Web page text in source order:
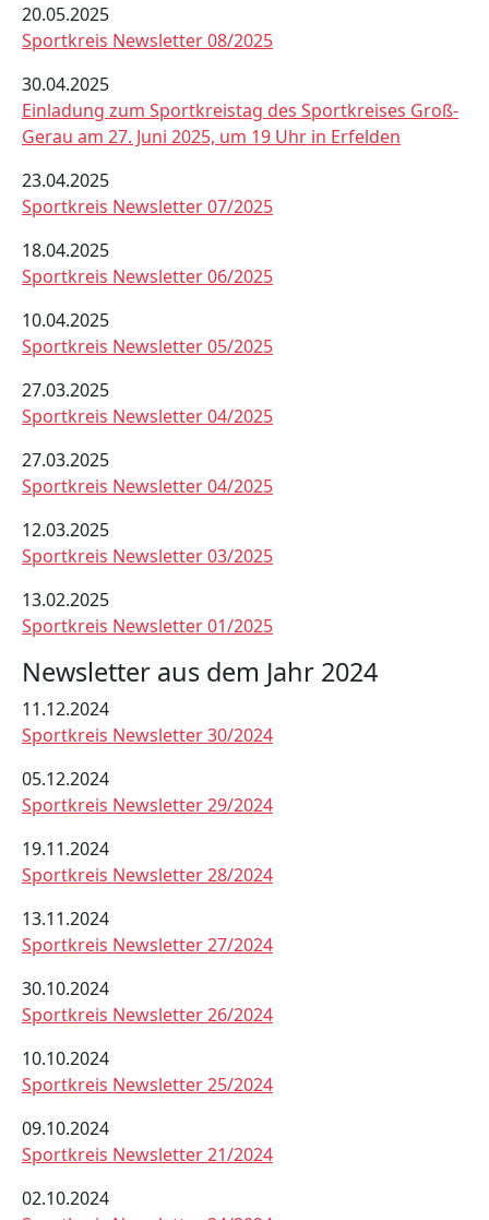
20.05.2025
Sportkreis Newsletter 08/2025
30.04.2025
Einladung zum Sportkreistag des Sportkreises Groß-
Gerau am 27. Juni 2025, um 19 Uhr in Erfelden
23.04.2025
Sportkreis Newsletter 07/2025
18.04.2025
Sportkreis Newsletter 06/2025
10.04.2025
Sportkreis Newsletter 05/2025
27.03.2025
Sportkreis Newsletter 04/2025
27.03.2025
Sportkreis Newsletter 04/2025
12.03.2025
Sportkreis Newsletter 03/2025
13.02.2025
Sportkreis Newsletter 01/2025
Newsletter aus dem Jahr 2024
11.12.2024
Sportkreis Newsletter 30/2024
05.12.2024
Sportkreis Newsletter 29/2024
19.11.2024
Sportkreis Newsletter 28/2024
13.11.2024
Sportkreis Newsletter 27/2024
30.10.2024
Sportkreis Newsletter 26/2024
10.10.2024
Sportkreis Newsletter 25/2024
09.10.2024
Sportkreis Newsletter 21/2024
02.10.2024